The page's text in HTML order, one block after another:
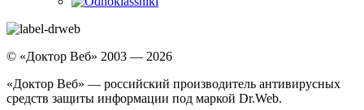
© «Доктор Веб» 2003 — 2026
«Доктор Веб» — российский производитель антивирусных
средств защиты информации под маркой Dr.Web.